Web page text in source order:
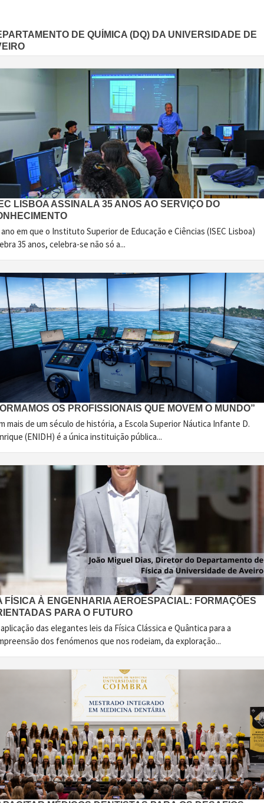
DE QUÍMICA (DQ) DA UNIVERSIDADE DE
LISBOA ASSINALA 35 ANOS AO SERVIÇO DO
em que o Instituto Superior de Educação e Ciências (ISEC Lisboa)
35 anos, celebra-se não só a...
OS PROFISSIONAIS QUE MOVEM O MUNDO”
mais de um século de história, a Escola Superior Náutica Infante D.
(ENIDH) é a única instituição pública...
FÍSICA À ENGENHARIA AEROESPACIAL: FORMAÇÕES
PARA O FUTURO
das elegantes leis da Física Clássica e Quântica para a
dos fenómenos que nos rodeiam, da exploração...